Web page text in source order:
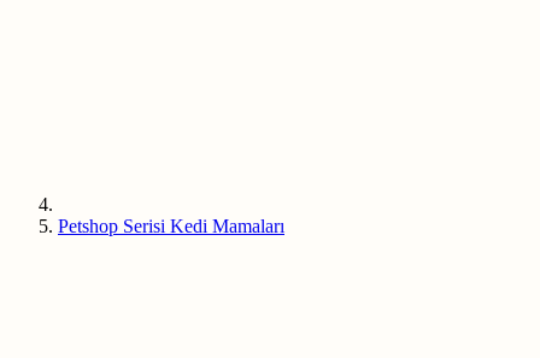
Petshop Serisi Kedi Mamaları